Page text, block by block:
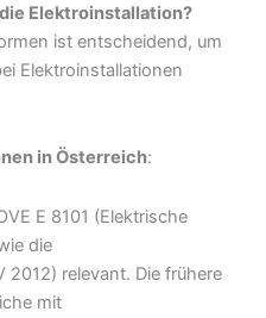
Elektroinstallation?
ist entscheidend, um
Elektroinstallationen
in Österreich:
E 8101 (Elektrische
die
2012) relevant. Die frühere
mit